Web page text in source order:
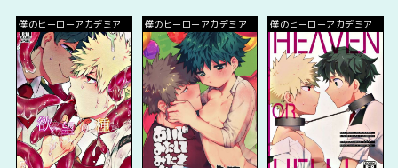
僕のヒーローアカデミア 僕のヒーローアカデミア 僕のヒーローアカデミア